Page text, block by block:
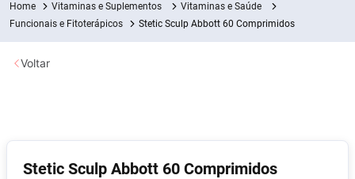
Vitaminas e Suplementos
Vitaminas e Saúde
Funcionais e Fitoterápicos
Stetic Sculp Abbott 60 Comprimidos
Stetic Sculp Abbott 60 Comprimidos
Voltar
Termos mais buscados
1º Fralda
2
5º Fralda G
6º Shampoo